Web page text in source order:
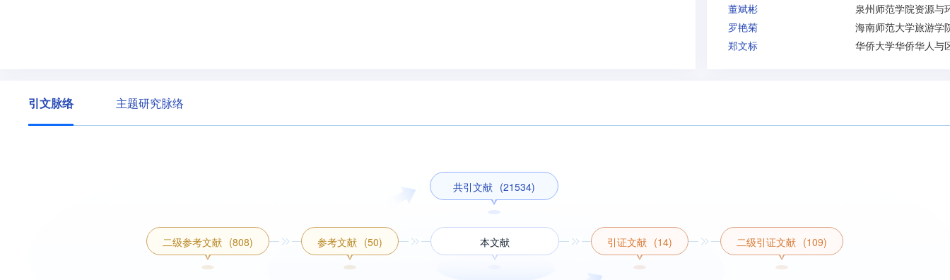
董斌彬
罗艳菊
海南师范大学旅游学
郑文标
引文脉络 主题研究脉络
二级参考文献 (808) 参考文献 (50)
共引文献 (21534)
本文献 引证文献 (14) 二级引证文献 (109)